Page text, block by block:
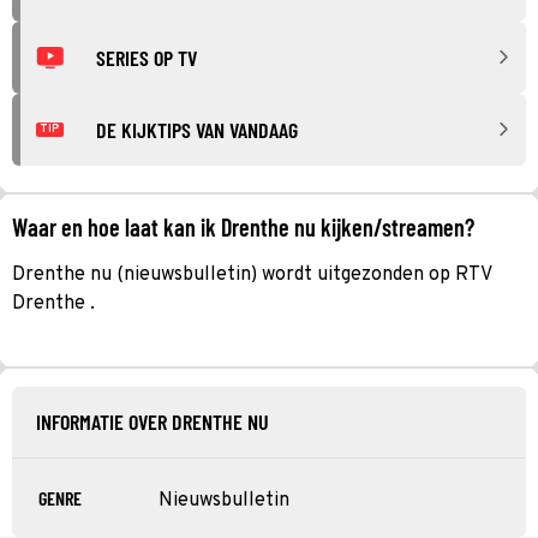
SERIES OP TV
TIP DE KIJKTIPS VAN VANDAAG
Waar en hoe laat kan ik Drenthe nu kijken/streamen?
Drenthe nu (nieuwsbulletin) wordt uitgezonden op RTV
Drenthe .
INFORMATIE OVER DRENTHE NU
GENRE Nieuwsbulletin